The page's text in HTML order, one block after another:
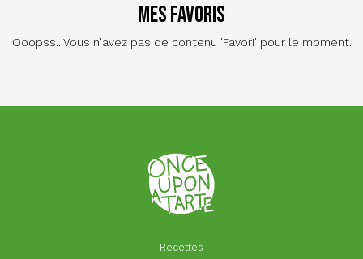
Mes favoris
Ooopss.. Vous n'avez pas de contenu 'Favori' pour le moment.
Recettes